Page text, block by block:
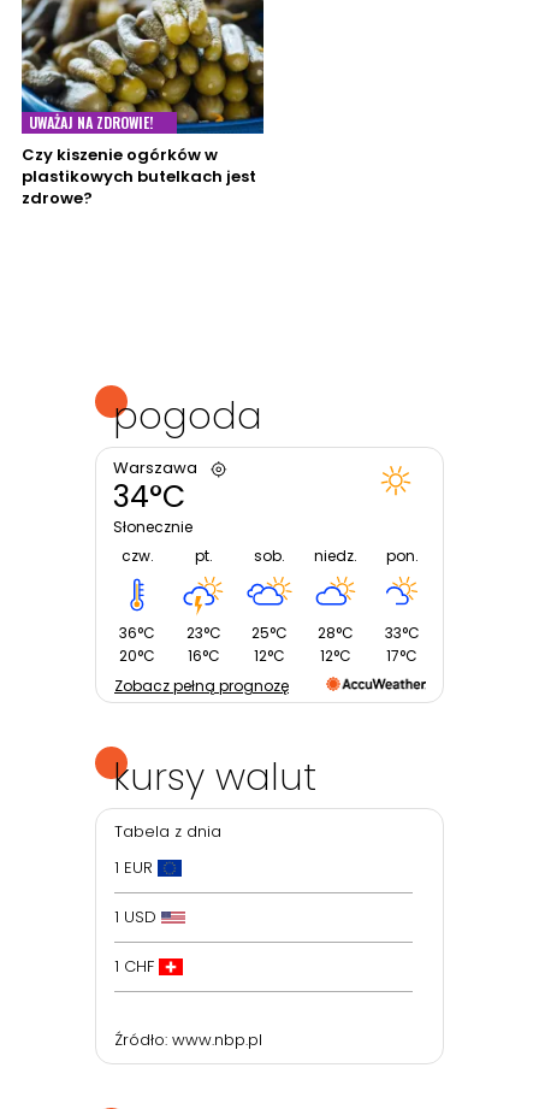
UWAŻAJ NA ZDROWIE!
Czy kiszenie ogórków w
plastikowych butelkach jest
zdrowe?
pogoda
Warszawa
34°C
Słonecznie
czw.
36°C
20°C
pt.
23°C
16°C
sob.
25°C
12°C
niedz.
28°C
12°C
pon.
33°C
17°C
Zobacz pełną prognozę
kursy walut
Tabela z dnia
1 EUR
1 USD
1 CHF
Źródło: www.nbp.pl